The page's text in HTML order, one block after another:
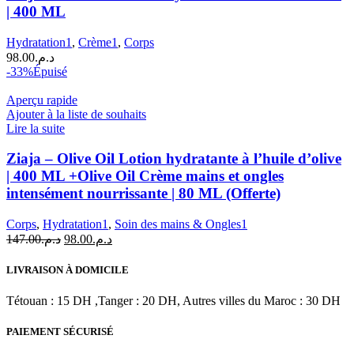
Olive
Oil
hydratante
à
l'huile
|
400
ML
| 400 ML
Hydratation1 , Crème1 , Corps
د.م.98.00
-33%Épuisé
Aperçu rapide
Ajouter à la liste de souhaits
Lire la suite
Ziaja – Olive Oil Lotion hydratante à l’huile d’olive
| 400 ML +Olive Oil Crème mains et ongles
intensément nourrissante | 80 ML (Offerte)
Corps, Hydratation1 , Soin des mains & Ongles1
د.م.147.00
Le
initial
د.م.98.00
Le
actuel
د.م.98.00.
LIVRAISON À DOMICILE
Tétouan : 15 DH ,Tanger : 20 DH, Autres villes du Maroc : 30 DH
PAIEMENT SÉCURISÉ